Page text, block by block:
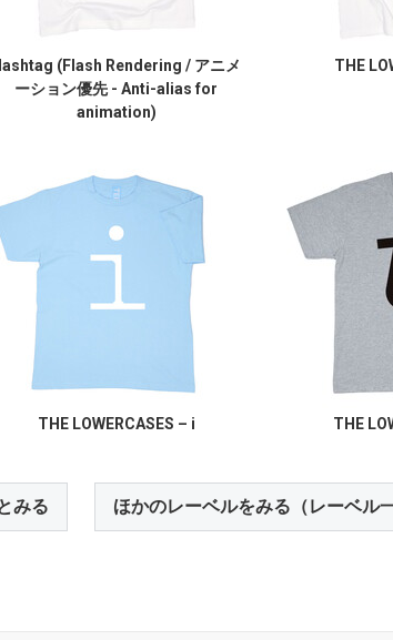
(Flash Rendering / アニメ
ーション優先 - Anti-alias for
animation)
THE
THE LOWERCASES – i THE
みる ほかのレーベルをみる（レーベル